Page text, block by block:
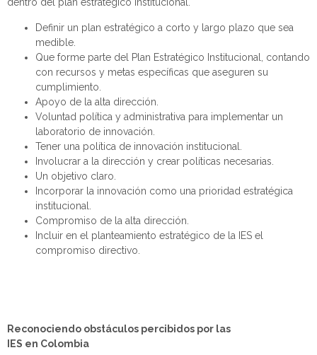
Definir un plan estratégico a corto y largo plazo que sea
medible.
Que forme parte del Plan Estratégico Institucional, contando
con recursos y metas específicas que aseguren su
cumplimiento.
Apoyo de la alta dirección
Voluntad política y administrativa para implementar un
laboratorio de innovación.
Tener una política de innovación institucional
Involucrar a la dirección y crear políticas necesarias
Un objetivo claro
Incorporar la innovación como una prioridad estratégica
institucional.
Compromiso de la alta dirección
Incluir en el planteamiento estratégico de la IES el
compromiso directivo
Reconociendo obstáculos percibidos por las
IES en Colombia